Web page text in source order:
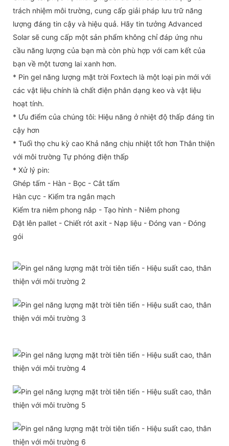
trách nhiệm môi trường, cung cấp giải pháp lưu trữ năng
lượng đáng tin cậy và hiệu quả. Hãy tin tưởng Advanced
Solar sẽ cung cấp một sản phẩm không chỉ đáp ứng nhu
cầu năng lượng của bạn mà còn phù hợp với cam kết của
bạn về một tương lai xanh hơn.
* Pin gel năng lượng mặt trời Foxtech là một loại pin mới với
các vật liệu chính là chất điện phân dạng keo và vật liệu
hoạt tính.
* Ưu điểm của chúng tôi: Hiệu năng ở nhiệt độ thấp đáng tin
cậy hơn
* Tuổi thọ chu kỳ cao Khả năng chịu nhiệt tốt hơn Thân thiện
với môi trường Tự phóng điện thấp
* Xử lý pin:
Ghép tấm - Hàn - Bọc - Cắt tấm
Hàn cực - Kiểm tra ngắn mạch
Kiểm tra niêm phong nắp - Tạo hình - Niêm phong
Đặt lên pallet - Chiết rót axit - Nạp liệu - Đóng van - Đóng
gói